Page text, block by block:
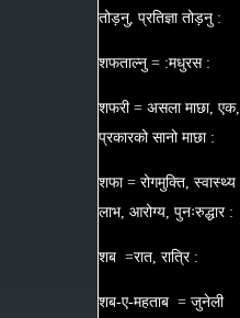
तोड़नु, प्रतिज्ञा तोड़नु :
शफताल्नु = :मधुरस :
शफरी = असला माछा, एक,
प्रकारको सानो माछा :
शफा = रोगमुक्ति, स्वास्थ्य
लाभ, आरोग्य, पुनःरुद्धार :
शब =रात, रात्रि :
शब-ए-महताब = जुनेली